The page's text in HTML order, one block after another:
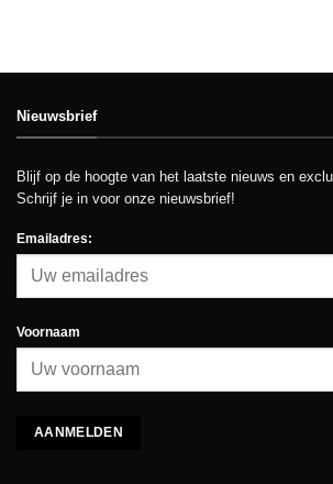
Nieuwsbrief
Blijf op de hoogte van het laatste nieuws en
Schrijf je in voor onze nieuwsbrief!
Emailadres:
Voornaam